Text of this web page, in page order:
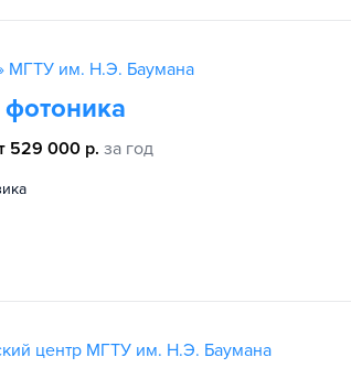
МГТУ им. Н.Э. Баумана
529 000 р. за год
центр МГТУ им. Н.Э. Баумана